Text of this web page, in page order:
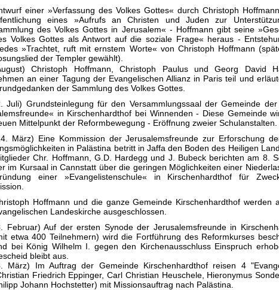
einer »Verfassung des Volkes Gottes« durch Christoph
eines »Aufrufs an Christen und Juden zur
des Volkes Gottes in Jerusalem« - Hoffmann gibt seine
Volkes Gottes als Antwort auf die soziale Frage« heraus -
»Trachtet, ruft mit ernstem Worte« von Christoph Hoffmann
der Templer gewählt).
Christoph Hoffmann, Christoph Paulus und Georg David
an einer Tagung der Evangelischen Allianz in Paris teil und
der Sammlung des Volkes Gottes.
Juli) Grundsteinlegung für den Versammlungssaal der Gemeinde
in Kirschenhardthof bei Winnenden - Diese Gemeinde
Mittelpunkt der Reformbewegung - Eröffnung zweier Schulanstalten.
März) Eine Kommission der Jerusalemsfreunde zur Erforschung
in Palästina betritt in Jaffa den Boden des Heiligen
Chr. Hoffmann, G.D. Hardegg und J. Bubeck berichten am 8.
im Kursaal in Cannstatt über die geringen Möglichkeiten einer
einer »Evangelistenschule« in Kirschenhardthof für
Hoffmann und die ganze Gemeinde Kirschenhardthof werden
Landeskirche ausgeschlossen.
Februar) Auf der ersten Synode der Jerusalemsfreunde in
etwa 400 Teilnehmern) wird die Fortführung des Reformkurses
bei König Wilhelm I. gegen den Kirchenausschluss Einspruch
bleibt aus.
März) Im Auftrag der Gemeinde Kirschenhardthof reisen 4
Friedrich Eppinger, Carl Christian Heuschele, Hieronymus
Johann Hochstetter) mit Missionsauftrag nach Palästina.